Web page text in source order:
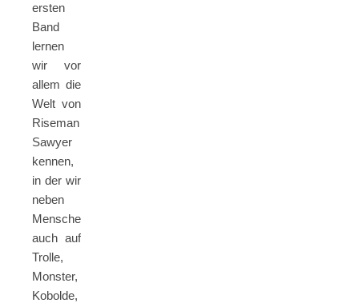
ersten
Band
lernen
wir vor
allem die
Welt von
Riseman
Sawyer
kennen,
in der wir
neben
Menschen
auch auf
Trolle,
Monster,
Kobolde,